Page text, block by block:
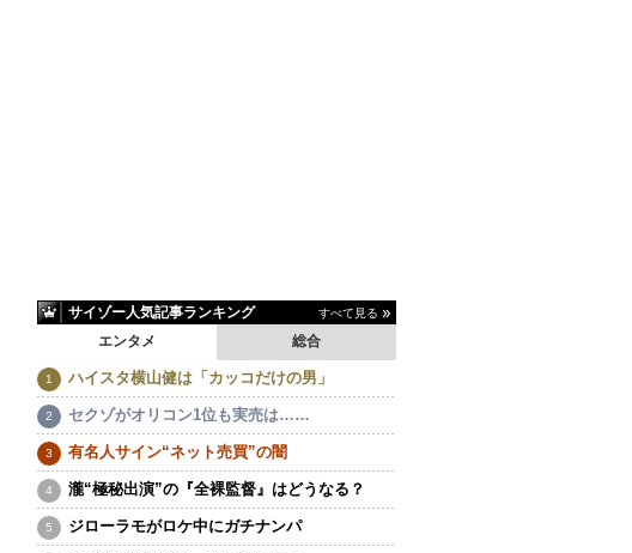
サイゾー人気記事ランキング すべて見る
エンタメ 総合
ハイスタ横山健は「カッコだけの男」
セクゾがオリコン1位も実売は……
有名人サイン“ネット売買”の闇
瀧“極秘出演”の『全裸監督』はどうなる？
ジローラモがロケ中にガチナンパ